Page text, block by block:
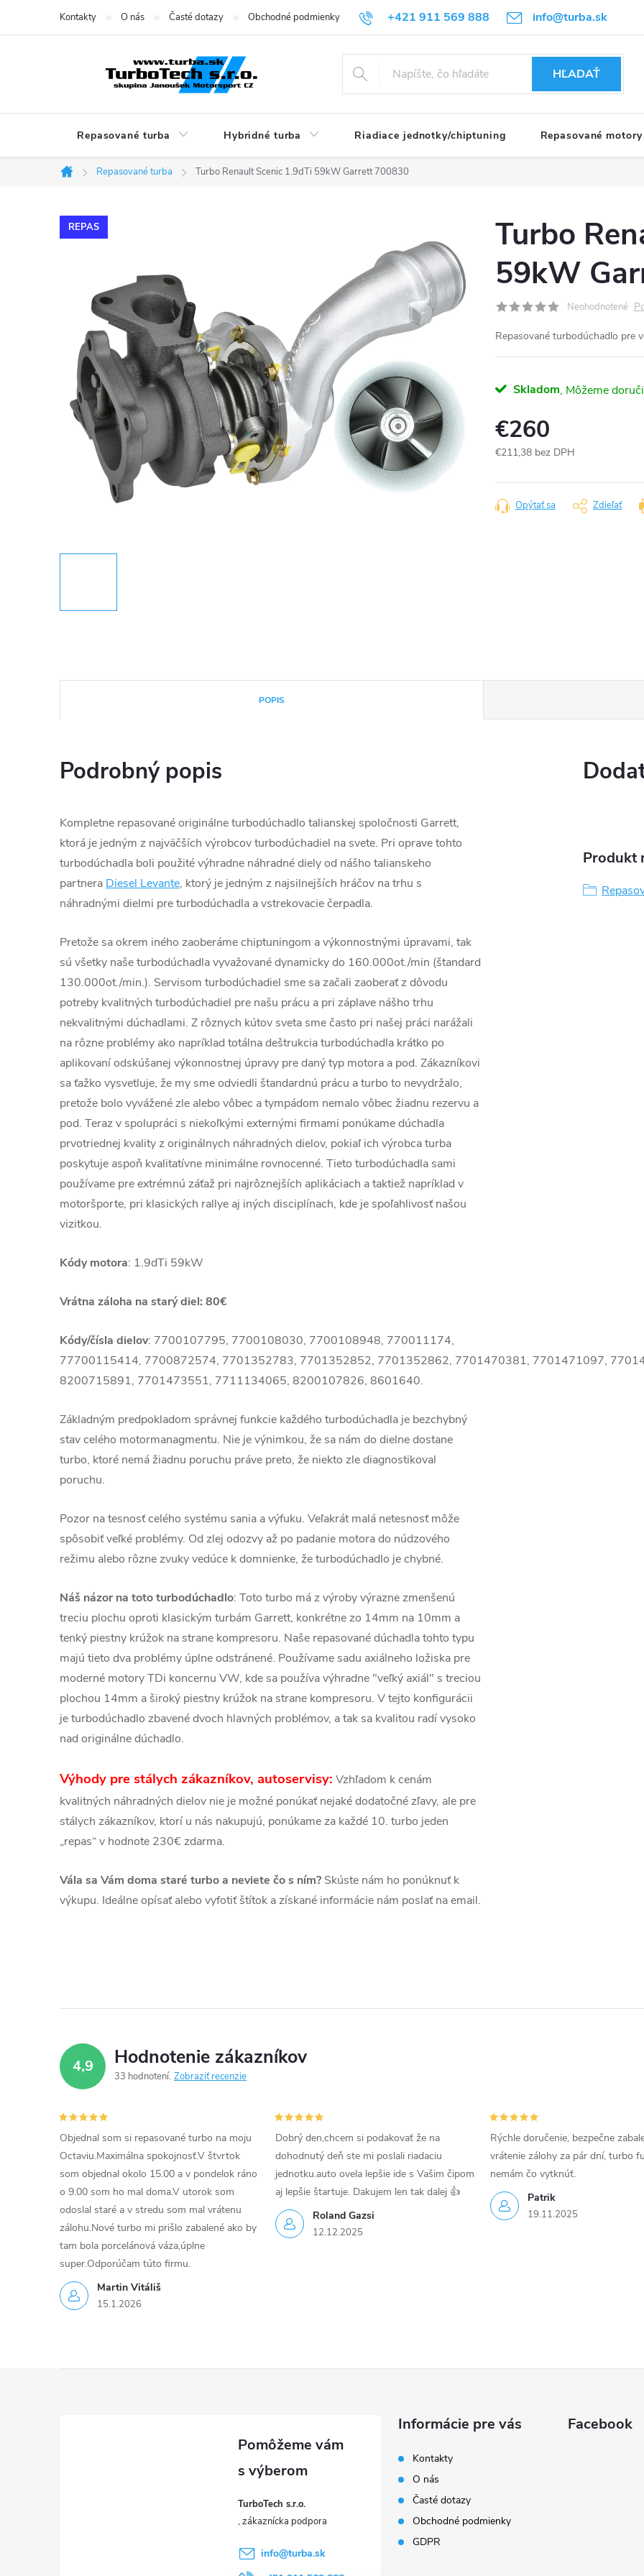
+421 911 569 888 info@turba.sk
Kontakty O nás Časté dotazy Obchodné podmienky GDPR
HĽADAŤ
Repasované turba Hybridné turba Riadiace jednotky/chiptuning Repasované motory
Domov
Repasované turba Turbo Renault Scenic 1.9dTi 59kW Garrett 700830
REPAS
Turbo
59kW
Neohodnotené
Repasované turbodúchadlo pre
Skladom
€260
€211,38 bez DPH
cena:
Opýtať sa Zdieľať
POPIS
Podrobný popis
Kompletne repasované originálne turbodúchadlo talianskej spoločnosti Garrett,
ktorá je jedným z najväčších výrobcov turbodúchadiel na svete. Pri oprave tohto
turbodúchadla boli použité výhradne náhradné diely od nášho talianskeho
partnera Diesel Levante, ktorý je jedným z najsilnejších hráčov na trhu s
náhradnými dielmi pre turbodúchadla a vstrekovacie čerpadla.
Pretože sa okrem iného zaoberáme chiptuningom a výkonnostnými úpravami, tak
sú všetky naše turbodúchadla vyvažované dynamicky do 160.000ot./min (štandard
130.000ot./min.). Servisom turbodúchadiel sme sa začali zaoberať z dôvodu
potreby kvalitných turbodúchadiel pre našu prácu a pri záplave nášho trhu
nekvalitnými dúchadlami. Z rôznych kútov sveta sme často pri našej práci narážali
na rôzne problémy ako napríklad totálna deštrukcia turbodúchadla krátko po
aplikovaní odskúšanej výkonnostnej úpravy pre daný typ motora a pod. Zákazníkovi
sa ťažko vysvetluje, že my sme odviedli štandardnú prácu a turbo to nevydržalo,
pretože bolo vyvážené zle alebo vôbec a tympádom nemalo vôbec žiadnu rezervu a
pod. Teraz v spolupráci s niekoľkými externými firmami ponúkame dúchadla
prvotriednej kvality z originálnych náhradných dielov, pokiaľ ich výrobca turba
poskytuje aspoň kvalitatívne minimálne rovnocenné. Tieto turbodúchadla sami
používame pre extrémnú záťaž pri najrôznejších aplikáciach a taktiež napríklad v
motoršporte, pri klasických rallye aj iných disciplínach, kde je spoľahlivosť našou
vizitkou.
Kódy motora: 1.9dTi 59kW
Vrátna záloha na starý diel: 80€
Kódy/čísla dielov: 7700107795, 7700108030, 7700108948, 770011174,
77700115414, 7700872574, 7701352783, 7701352852, 7701352862, 7701470381, 7701471097,
8200715891, 7701473551, 7711134065, 8200107826, 8601640.
Základným predpokladom správnej funkcie každého turbodúchadla je bezchybný
stav celého motormanagmentu. Nie je výnimkou, že sa nám do dielne dostane
turbo, ktoré nemá žiadnu poruchu práve preto, že niekto zle diagnostikoval
poruchu.
Pozor na tesnosť celého systému sania a výfuku. Veľakrát malá netesnosť môže
spôsobiť veľké problémy. Od zlej odozvy až po padanie motora do núdzového
režimu alebo rôzne zvuky vedúce k domnienke, že turbodúchadlo je chybné.
Náš názor na toto turbodúchadlo: Toto turbo má z výroby výrazne zmenšenú
treciu plochu oproti klasickým turbám Garrett, konkrétne zo 14mm na 10mm a
tenký piestny krúžok na strane kompresoru. Naše repasované dúchadla tohto typu
majú tieto dva problémy úplne odstránené. Používame sadu axiálneho ložiska pre
moderné motory TDi koncernu VW, kde sa používa výhradne "veľký axiál" s treciou
plochou 14mm a široký piestny krúžok na strane kompresoru. V tejto konfigurácii
je turbodúchadlo zbavené dvoch hlavných problémov, a tak sa kvalitou radí vysoko
nad originálne dúchadlo.
Výhody pre stálych zákazníkov, autoservisy: Vzhľadom k cenám
kvalitných náhradných dielov nie je možné ponúkať nejaké dodatočné zľavy, ale pre
stálych zákazníkov, ktorí u nás nakupujú, ponúkame za každé 10. turbo jeden
„repas“ v hodnote 230€ zdarma.
Vála sa Vám doma staré turbo a neviete čo s ním? Skúste nám ho ponúknuť k
výkupu. Ideálne opísať alebo vyfotiť štítok a získané informácie nám poslať na email.
Produkt
4,9 Hodnotenie zákazníkov
33 hodnotení Zobraziť recenzie
Martin Vitáliš
15.1.2026
Objednal som si repasované turbo na moju
Octaviu.Maximálna spokojnosť.V štvrtok
som objednal okolo 15.00 a v pondelok ráno
o 9.00 som ho mal doma.V utorok som
odoslal staré a v stredu som mal vrátenu
zálohu.Nové turbo mi prišlo zabalené ako by
tam bola porcelánová váza,úplne
super.Odporúčam túto firmu.
Roland Gazsi
12.12.2025
Dobrý den,chcem si podakovať že na
dohodnutý deň ste mi poslali riadaciu
jednotku.auto ovela lepšie ide s Vašim čipom
aj lepšie štartuje. Dakujem len tak dalej 👍
Patrik
19.11.2025
Rýchle doručenie, bezpečne
vrátenie zálohy za pár dní, turbo
nemám čo vytknúť.
TurboTech s.r.o.
info@turba.sk
Informácie pre vás
Kontakty
O nás
Časté dotazy
Obchodné podmienky
GDPR
Facebook